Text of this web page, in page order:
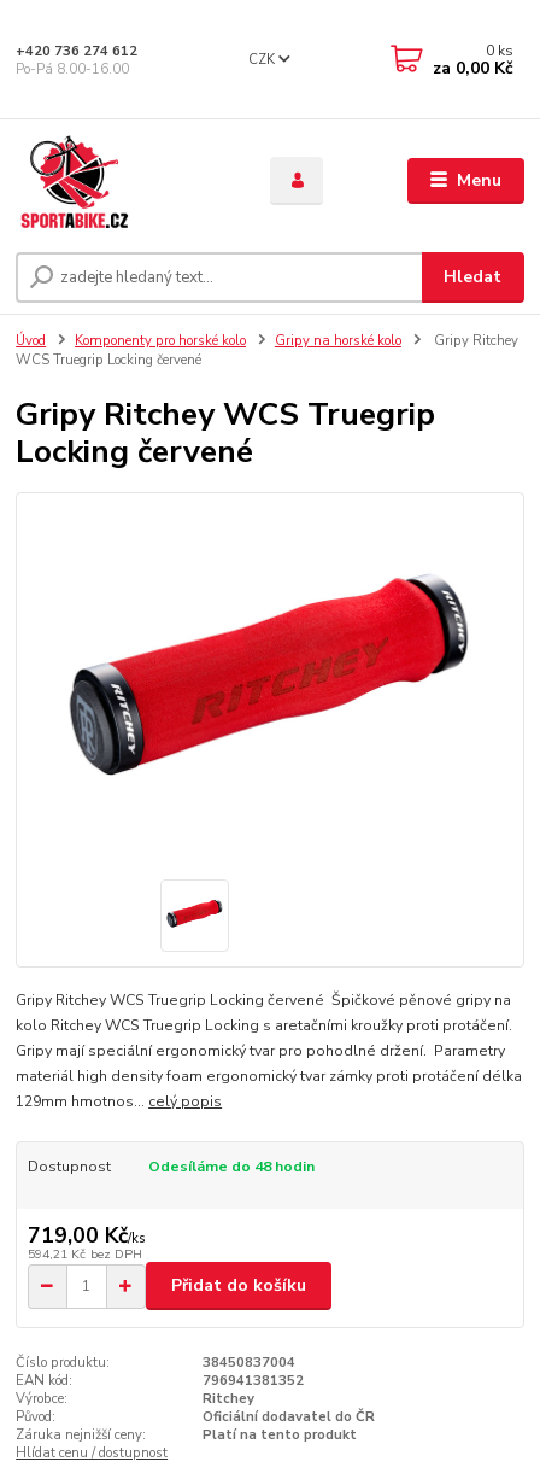
Menu
CZK
Hledat
+420 736 274 612
Po-Pá 8.00-16.00
0 ks
za 0,00 Kč
Úvod Komponenty pro horské kolo Gripy na horské kolo
Gripy Ritchey
WCS Truegrip Locking červené
Gripy Ritchey WCS Truegrip
Locking červené
Gripy Ritchey WCS Truegrip Locking červené Špičkové pěnové gripy na
kolo Ritchey WCS Truegrip Locking s aretačními kroužky proti protáčení.
Gripy mají speciální ergonomický tvar pro pohodlné držení. Parametry
materiál high density foam ergonomický tvar zámky proti protáčení délka
129mm hmotnos... celý popis
Dostupnost Odesíláme do 48 hodin
719,00 Kč/ks
594,21 Kč bez DPH
Přidat do košíku
Číslo produktu:
38450837004
EAN kód:
796941381352
Výrobce:
Ritchey
Původ:
Oficiální dodavatel do ČR
Záruka nejnižší ceny:
Platí na tento produkt
Hlídat cenu / dostupnost